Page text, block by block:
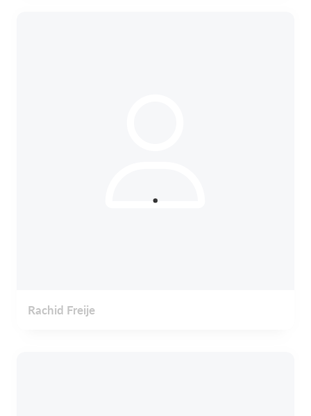
Rachid Freije